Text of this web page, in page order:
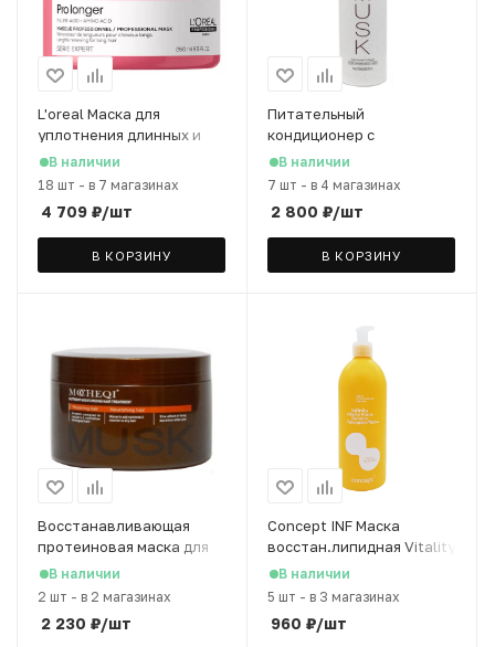
L'oreal Маска для
уплотнения длинных и
секущихся волос Pro
Longer, 250 мл
В наличии
18 шт - в 7 магазинах
4 709 ₽/шт
В КОРЗИНУ
Питательный
кондиционер с
гидролизованным
коллагеном и экстрактом
В наличии
7 шт - в 4 магазинах
2 800 ₽/шт
В КОРЗИНУ
Восстанавливающая
протеиновая маска для
волос MOCHEQI с
пантенолом, 500 мл
В наличии
2 шт - в 2 магазинах
2 230 ₽/шт
Concept INF Маска
восстан.липидная Vitality
force, 500 мл
В наличии
5 шт - в 3 магазинах
960 ₽/шт